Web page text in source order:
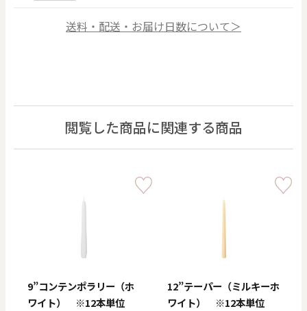
送料・配送・お届け日数について＞
閲覧した商品に関連する商品
9”コンテンポラリー（ホ
ワイト） ※12本単位
12”テーパー（ミルキーホ
ワイト） ※12本単位